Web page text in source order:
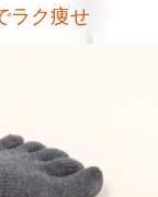
ラク痩せ